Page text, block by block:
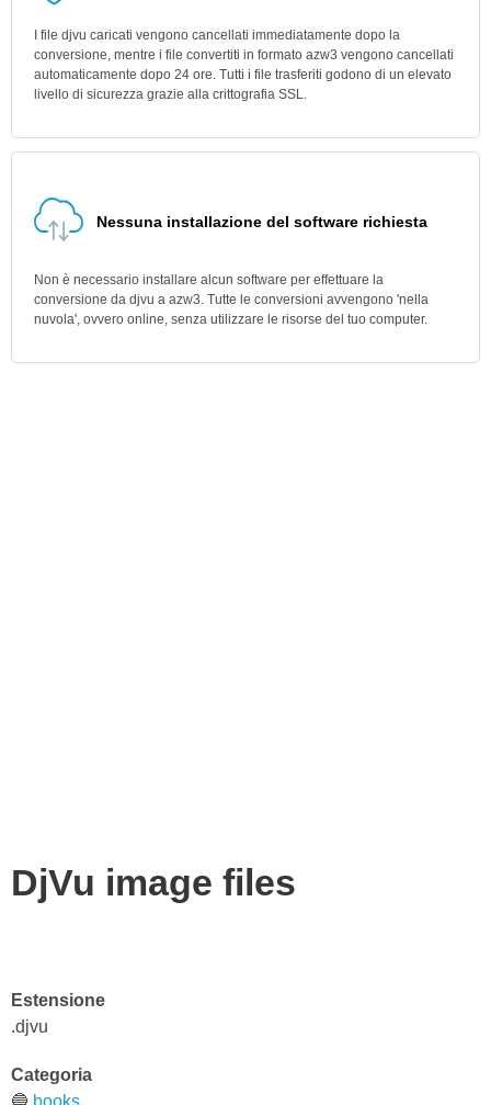
I file djvu caricati vengono cancellati immediatamente dopo la
conversione, mentre i file convertiti in formato azw3 vengono cancellati
automaticamente dopo 24 ore. Tutti i file trasferiti godono di un elevato
livello di sicurezza grazie alla crittografia SSL.
Nessuna installazione del software richiesta
Non è necessario installare alcun software per effettuare la
conversione da djvu a azw3. Tutte le conversioni avvengono 'nella
nuvola', ovvero online, senza utilizzare le risorse del tuo computer.
DjVu image files
Estensione
.djvu
Categoria
🔵 books